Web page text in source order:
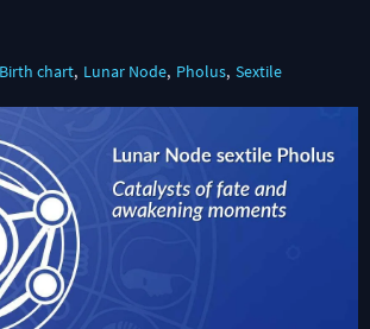
Birth chart Lunar Node Pholus Sextile